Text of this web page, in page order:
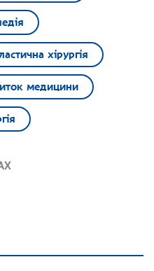
хірургія
медицини